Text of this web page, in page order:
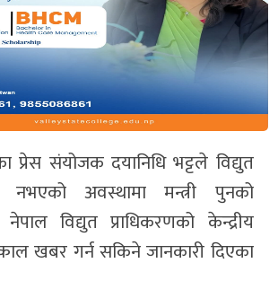
प्रेस संयोजक दयानिधि भट्टले विद्युत
नभएको अवस्थामा मन्त्री पुनको
विद्युत प्राधिकरणको केन्द्रीय
खबर गर्न सकिने जानकारी दिएका